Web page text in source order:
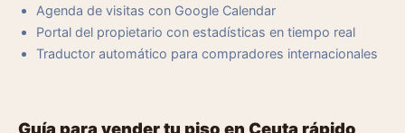
Agenda de visitas con Google Calendar
Portal del propietario con estadísticas en tiempo real
Traductor automático para compradores internacionales
Guía para vender tu piso en Ceuta rápido